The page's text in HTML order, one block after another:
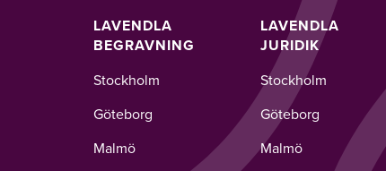
LAVENDLA
BEGRAVNING
Stockholm
Göteborg
Malmö
LAVENDLA
JURIDIK
Stockholm
Göteborg
Malmö